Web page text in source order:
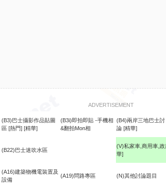
ADVERTISEMENT
(B3)巴士攝影作品貼圖
區 [熱門] [精華]
(B3i)即拍即貼 -手機相
&翻拍Mon相
(B4)兩岸三地巴士討
論 [精華]
(B22)巴士迷吹水區
(V)私家車,商用車,
華]
(A16)建築物機電裝置及
設備
(A19)問路專區 (N)其他討論題目